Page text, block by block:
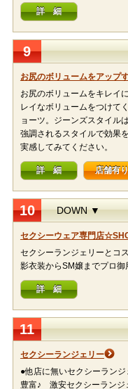
詳 細
9
お尻のボリュームをアップ
お尻のボリュームをキレイ
レイなボリュームをつけて
ョーツ。ジーンズスタイル
強調されるスタイルで効果
実感してみてください。
詳 細 店舗有り
10 DOWN ▼
セクシーウェア専門店
セクシーランジェリーとコ
影衣装からSM嬢までプロ御
詳 細
11
セクシーランジェリー
●他店に無いセクシーラン
豊富♪ 激安セクシーランジ